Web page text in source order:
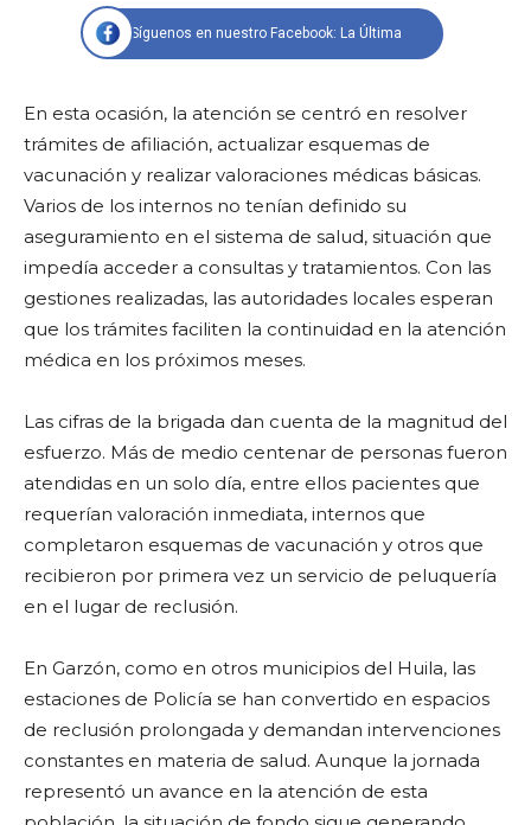
Síguenos en nuestro Facebook: La Última
En esta ocasión, la atención se centró en resolver
trámites de afiliación, actualizar esquemas de
vacunación y realizar valoraciones médicas básicas.
Varios de los internos no tenían definido su
aseguramiento en el sistema de salud, situación que
impedía acceder a consultas y tratamientos. Con las
gestiones realizadas, las autoridades locales esperan
que los trámites faciliten la continuidad en la atención
médica en los próximos meses.
Las cifras de la brigada dan cuenta de la magnitud del
esfuerzo. Más de medio centenar de personas fueron
atendidas en un solo día, entre ellos pacientes que
requerían valoración inmediata, internos que
completaron esquemas de vacunación y otros que
recibieron por primera vez un servicio de peluquería
en el lugar de reclusión.
En Garzón, como en otros municipios del Huila, las
estaciones de Policía se han convertido en espacios
de reclusión prolongada y demandan intervenciones
constantes en materia de salud. Aunque la jornada
representó un avance en la atención de esta